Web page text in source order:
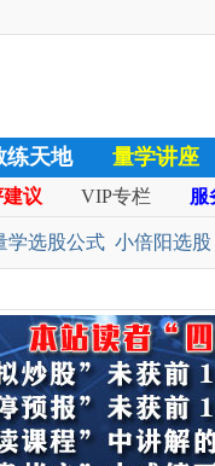
练天地 量学讲座
热门好贴
议 VIP专栏 服
学选股公式 小倍阳选股